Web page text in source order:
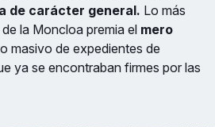
de carácter general. Lo más
la Moncloa premia el mero
masivo de expedientes de
ya se encontraban firmes por las